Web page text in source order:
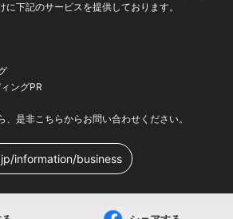
に下記のサービスを提供しております。
ングPR
是非こちらからお問い合わせください。
information/business